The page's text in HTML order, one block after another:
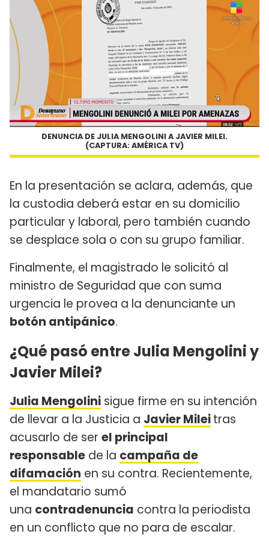
DENUNCIA DE JULIA MENGOLINI A JAVIER MILEI.
(CAPTURA: AMÉRICA TV)
En la presentación se aclara, además, que
la custodia deberá estar en su domicilio
particular y laboral, pero también cuando
se desplace sola o con su grupo familiar.
Finalmente, el magistrado le solicitó al
ministro de Seguridad que con suma
urgencia le provea a la denunciante un
botón antipánico.
¿Qué pasó entre Julia Mengolini y
Javier Milei?
Julia Mengolini sigue firme en su intención
de llevar a la Justicia a Javier Mileitras
acusarlo de ser el principal
responsable de la campaña de
difamación en su contra. Recientemente,
el mandatario sumó
una contradenuncia contra la periodista
en un conflicto que no para de escalar.